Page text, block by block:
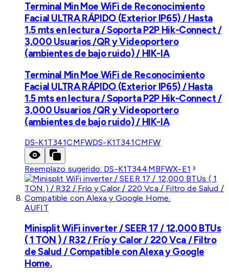
Terminal Min Moe WiFi de Reconocimiento
Facial ULTRA RÁPIDO (Exterior IP65) / Hasta
1.5 mts en lectura / Soporta P2P Hik-Connect /
3,000 Usuarios /QR y Videoportero
(ambientes de bajo ruido) / HIK-IA
Terminal Min Moe WiFi de Reconocimiento
Facial ULTRA RÁPIDO (Exterior IP65) / Hasta
1.5 mts en lectura / Soporta P2P Hik-Connect /
3,000 Usuarios /QR y Videoportero
(ambientes de bajo ruido) / HIK-IA
DS-K1T341CMFWDS-K1T341CMFW
Reemplazo sugerido: DS-K1T344MBFWX-E1
AUFIT
Minisplit WiFi inverter / SEER 17 / 12,000 BTUs
( 1 TON ) / R32 / Frío y Calor / 220 Vca / Filtro
de Salud / Compatible con Alexa y Google
Home.